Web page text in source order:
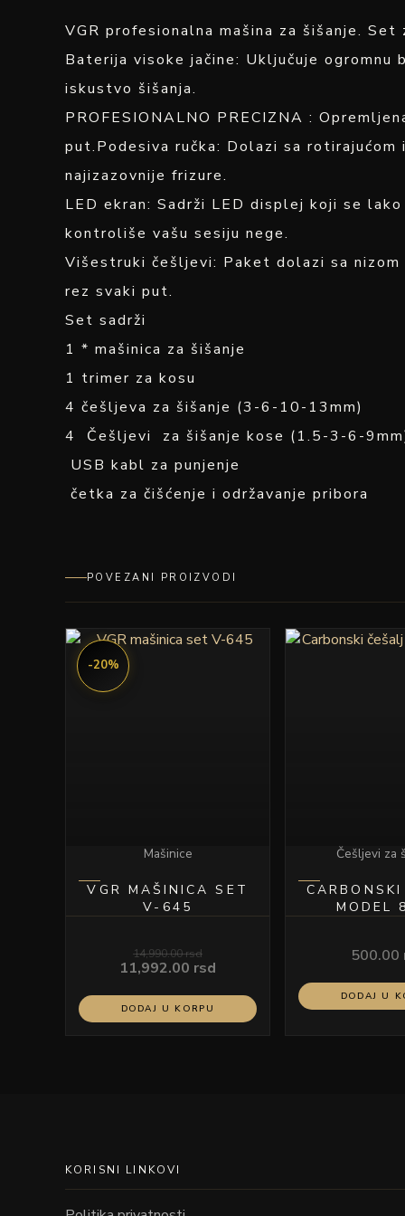
VGR profesionalna mašina za šišanje. Set
Baterija visoke jačine: Uključuje
iskustvo šišanja.
PROFESIONALNO PRECIZNA :
put.Podesiva ručka: Dolazi sa
najizazovnije frizure.
LED ekran: Sadrži LED displej koji se
kontroliše vašu sesiju nege.
Višestruki češljevi: Paket dolazi sa
rez svaki put.
Set sadrži
1 * mašinica za šišanje
1 trimer za kosu
4 češljeva za šišanje (3-6-10-13mm)
4 Češljevi za šišanje kose (1.5-3-6-
USB kabl za punjenje
četka za čišćenje i održavanje pribora
POVEZANI PROIZVODI
-20%
Mašinice
VGR MAŠINICA SET
V-645
14,990.00rsd
Originalna
cena
je
bila:
11,992.00 rsd
Trenutna
DODAJ U KORPU
Češljevi za
500.00
DODAJ U
KORISNI LINKOVI